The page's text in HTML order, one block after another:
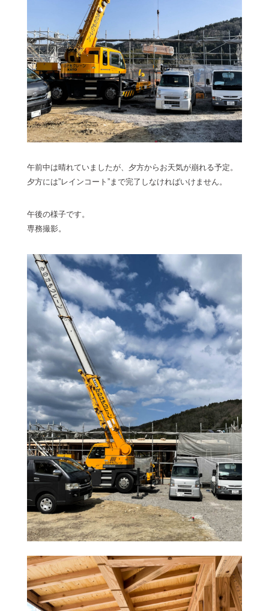
午前中は晴れていましたが、夕方からお天気が崩れる予定。
夕方には”レインコート”まで完了しなければいけません。
午後の様子です。
専務撮影。